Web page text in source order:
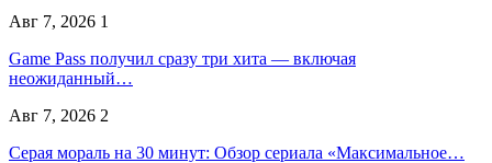
Авг 7, 2026 1
Game Pass получил сразу три хита — включая
неожиданный…
Авг 7, 2026 2
Серая мораль на 30 минут: Обзор сериала «Максимальное…